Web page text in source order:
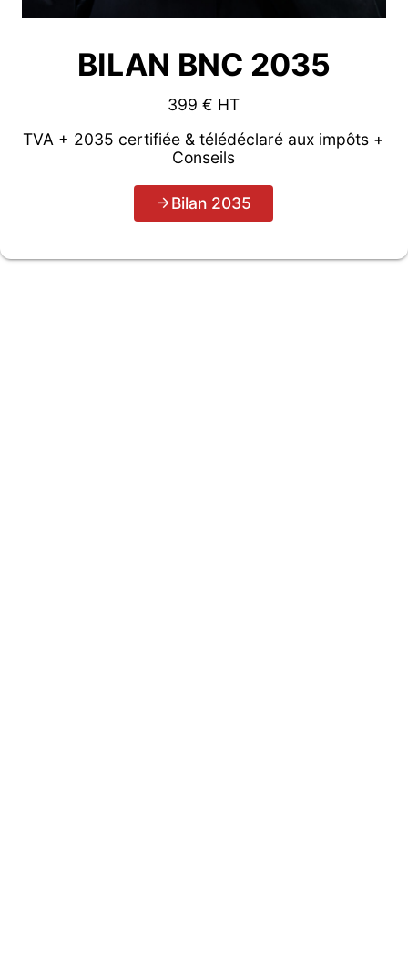
BILAN BNC 2035
399 € HT
TVA + 2035 certifiée & télédéclaré aux impôts +
Conseils
Bilan 2035